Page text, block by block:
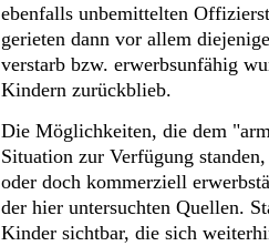
ebenfalls unbemittelten
gerieten dann vor allem
verstarb bzw. erwerbsunfähig
Kindern zurückblieb.
Die Möglichkeiten, die dem
Situation zur Verfügung
oder doch kommerziell
der hier untersuchten Quellen.
Kinder sichtbar, die sich